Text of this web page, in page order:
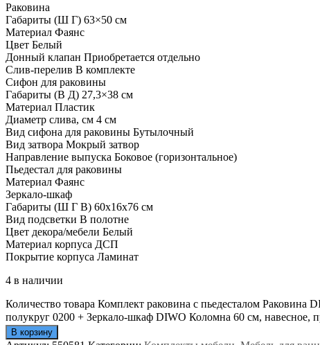
Раковина
Габариты (Ш Г) 63×50 см
Материал Фаянс
Цвет Белый
Донный клапан Приобретается отдельно
Слив-перелив В комплекте
Сифон для раковины
Габариты (В Д) 27,3×38 см
Материал Пластик
Диаметр слива, см 4 см
Вид сифона для раковины Бутылочный
Вид затвора Мокрый затвор
Направление выпуска Боковое (горизонтальное)
Пьедестал для раковины
Материал Фаянс
Зеркало-шкаф
Габариты (Ш Г В) 60x16x76 см
Вид подсветки В полотне
Цвет декора/мебели Белый
Материал корпуса ДСП
Покрытие корпуса Ламинат
4 в наличии
Количество товара Комплект раковина с пьедесталом
полукруг 0200 + Зеркало-шкаф DIWO Коломна 60 см, навесное,
В корзину